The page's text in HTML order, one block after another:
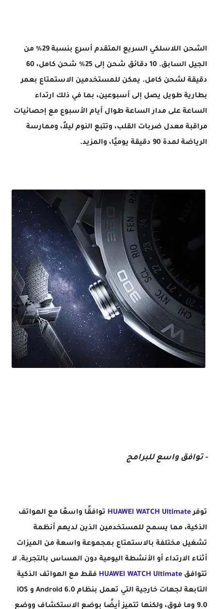
الشحن اللاسلكي السريع المتقدم أسرع بنسبة 29٪ من
الجيل السابق. 10 دقائق شحن إلى 25٪ شحن كامل، 60
دقيقة لشحن كامل. يمكن للمستخدمين الاستمتاع بعمر
بطارية طويل يصل إلى أسبوعين، بما في ذلك ارتداء
الساعة على مدار الساعة طوال أيام الأسبوع مع إحصائيات
مراقبة معدل ضربات القلب، وتتبع النوم ليلاً، وممارسة
الرياضة لمدة 90 دقيقة يوميًا، والمزيد.
- توافق واسع للبرامج
توفرHUAWEI WATCH Ultimate توافقًا واسعًا مع الهواتف
الذكية، مما يسمح للمستخدمين الذين لديهم أنظمة
تشغيل مختلفة بالاستمتاع بمجموعة واسعة من الميزات
أثناء الارتداء أو الأنشطة اليومية دون المساس بالتجربة. لا
تتوافق HUAWEI WATCH Ultimate فقط مع الهواتف الذكية
التابعة لجهات خارجية التي تعمل بنظام Android 6.0 و iOS
9.0 وما فوق، ولكنها تتميز أيضًا بوضع الاستكشاف ووضع